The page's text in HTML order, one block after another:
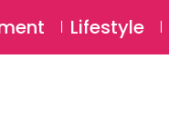
Lifestyle